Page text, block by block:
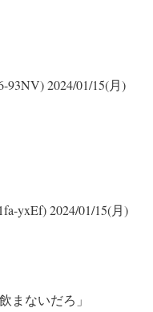
93NV)2024/01/15(月)
yxEf)2024/01/15(月)
まないだろ」